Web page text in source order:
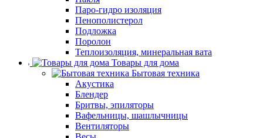
Паро-гидро изоляция
Пенополистерол
Подложка
Поролон
Теплоизоляция, минеральная вата
Товары для дома
Бытовая техника
Акустика
Блендер
Бритвы, эпиляторы
Вафельницы, шашлычницы
Вентиляторы